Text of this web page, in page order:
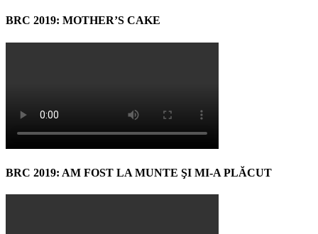
BRC 2019: MOTHER’S CAKE
BRC 2019: AM FOST LA MUNTE ŞI MI-A PLĂCUT